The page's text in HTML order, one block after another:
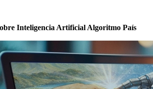
Inteligencia Artificial Algoritmo País